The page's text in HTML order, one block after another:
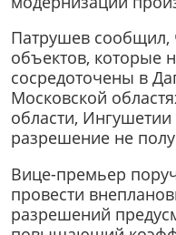
Патрушев сообщил,
объектов, которые
сосредоточены в
Московской
области,
разрешение не
Вице-премьер
провести
разрешений